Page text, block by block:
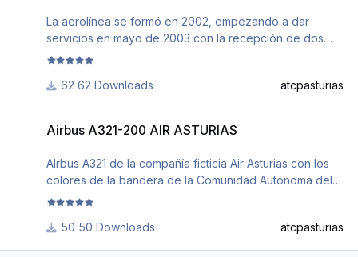
La aerolínea se formó en 2002, empezando a dar
servicios en mayo de 2003 con la recepción de dos
Airbus A330-200. El 15 de diciembre de 2006, la
actividades como aerolínea.
A330-200. On December 15, 2006, the Directorate of
an airline.
texture.airmadrid.zip
62 Downloads atcpasturias
Airbus A321-200 AIR ASTURIAS
AIrbus A321 de la compañía ficticia Air Asturias con los
colores de la bandera de la Comunidad Autónoma del
Principado de Asturias. El trisquel de la cola, es el
a operar durante dos meses con un A320.
Airbus A321 of the fictitious company Air Asturias with
50 Downloads atcpasturias